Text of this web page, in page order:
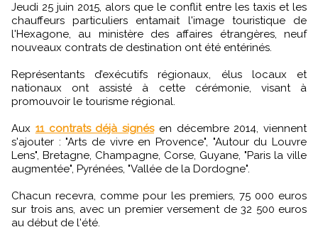
Jeudi 25 juin 2015, alors que le conflit entre les taxis et les
chauffeurs particuliers entamait l'image touristique de
l'Hexagone, au ministère des affaires étrangères, neuf
nouveaux contrats de destination ont été entérinés.
Représentants d’exécutifs régionaux, élus locaux et
nationaux ont assisté à cette cérémonie, visant à
promouvoir le tourisme régional.
Aux 11 contrats déjà signésen décembre 2014, viennent
s'ajouter : "Arts de vivre en Provence", "Autour du Louvre
Lens", Bretagne, Champagne, Corse, Guyane, "Paris la ville
augmentée", Pyrénées, "Vallée de la Dordogne".
Chacun recevra, comme pour les premiers, 75 000 euros
sur trois ans, avec un premier versement de 32 500 euros
au début de l'été.